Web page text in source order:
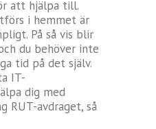
att hjälpa till.
i hemmet är
På så vis blir
du behöver inte
tid på det själv.
IT-
dig med
RUT-avdraget, så